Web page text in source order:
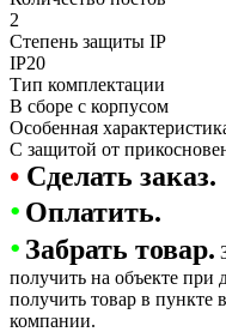
2
Степень защиты IP
IP20
Тип комплектации
В сборе с корпусом
Особенная
С защитой от
• Сделать заказ.
• Оплатить.
• Забрать товар.
получить на объекте при
получить товар в пункте
компании.